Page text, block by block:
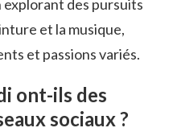
des pursuits
et la musique,
et passions variés.
ont-ils des
sociaux ?